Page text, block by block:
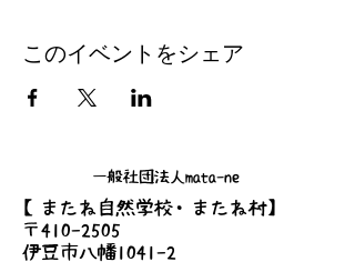
このイベントをシェア
一般社団法人mata-ne
【またね自然学校・またね村】
〒410-2505
伊豆市八幡1041-2